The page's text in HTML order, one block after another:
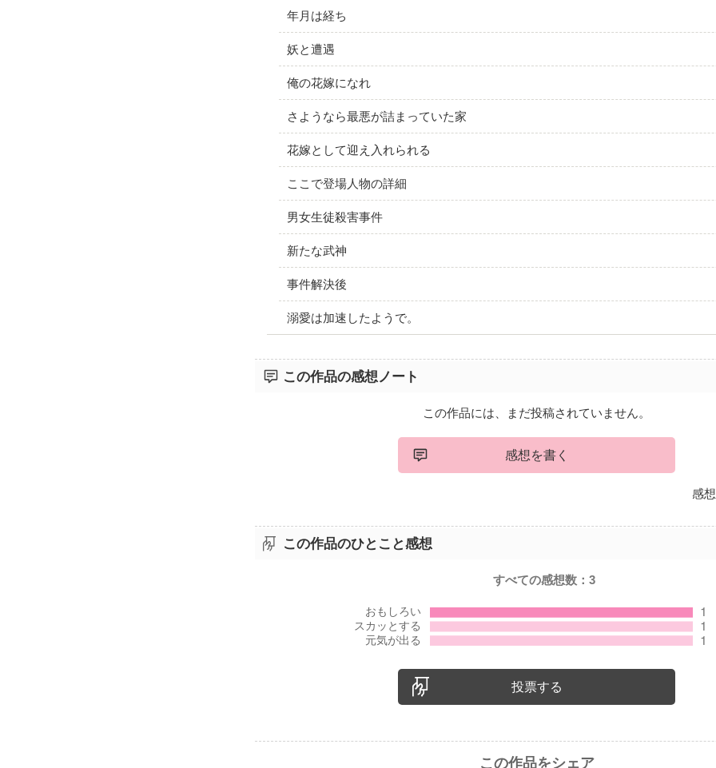
年月は経ち
妖と遭遇
俺の花嫁になれ
さようなら最悪が詰まっていた家
花嫁として迎え入れられる
ここで登場人物の詳細
男女生徒殺害事件
新たな武神
事件解決後
溺愛は加速したようで。
この作品の感想ノート
この作品には、まだ投稿されていません。
感想を書く
感
この作品のひとこと感想
すべての感想数：3
投票する
この作品をシェア